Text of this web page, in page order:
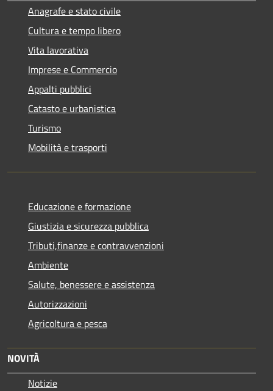
Anagrafe e stato civile
Cultura e tempo libero
Vita lavorativa
Imprese e Commercio
Appalti pubblici
Catasto e urbanistica
Turismo
Mobilità e trasporti
Educazione e formazione
Giustizia e sicurezza pubblica
Tributi,finanze e contravvenzioni
Ambiente
Salute, benessere e assistenza
Autorizzazioni
Agricoltura e pesca
NOVITÀ
Notizie